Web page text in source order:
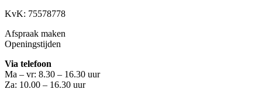
KvK: 75578778
Afspraak maken
Openingstijden
Via telefoon
Ma – vr: 8.30 – 16.30 uur
Za: 10.00 – 16.30 uur